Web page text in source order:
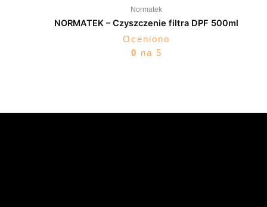
Normatek
NORMATEK – Czyszczenie filtra DPF 500ml
Oceniono
0 na 5